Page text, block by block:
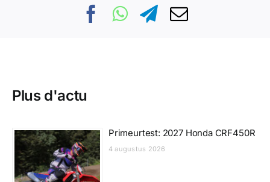
Plus d'actu
Primeurtest: 2027 Honda CRF450R
4 augustus 2026